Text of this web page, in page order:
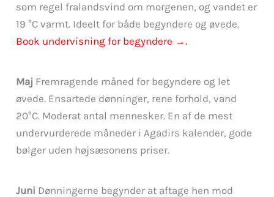
som regel fralandsvind om morgenen, og vandet er
19 °C varmt. Ideelt for både begyndere og øvede.
Book undervisning for begyndere →.
Maj Fremragende måned for begyndere og let
øvede. Ensartede dønninger, rene forhold, vand
20°C. Moderat antal mennesker. En af de mest
undervurderede måneder i Agadirs kalender, gode
bølger uden højsæsonens priser.
Juni Dønningerne begynder at aftage hen mod